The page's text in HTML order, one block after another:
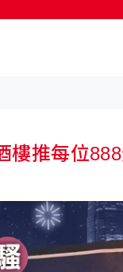
推每位